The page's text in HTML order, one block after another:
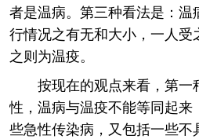
者是温病。第三种看法是：
行情况之有无和大小，一人
之则为温疫。
按现在的观点来看，第
性，温病与温疫不能等同起
些急性传染病，又包括一些